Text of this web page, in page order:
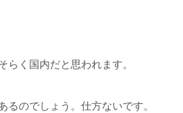
らく国内だと思われます。
るのでしょう。仕方ないです。